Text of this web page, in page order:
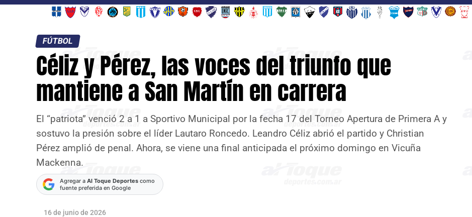
FÚTBOL
Céliz y Pérez, las voces del triunfo que
mantiene a San Martín en carrera
El “patriota” venció 2 a 1 a Sportivo Municipal por la fecha 17 del Torneo Apertura de Primera A y
sostuvo la presión sobre el líder Lautaro Roncedo. Leandro Céliz abrió el partido y Christian
Pérez amplió de penal. Ahora, se viene una final anticipada el próximo domingo en Vicuña
Mackenna.
Agregar a Al Toque Deportes como
fuente preferida en Google
16 de junio de 2026